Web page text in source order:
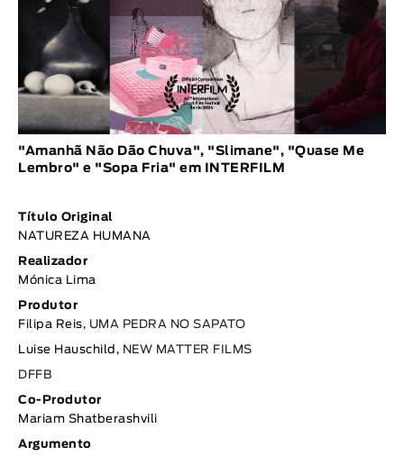
"Amanhã Não Dão Chuva", "Slimane", "Quase Me
Lembro" e "Sopa Fria" em INTERFILM
Título Original
NATUREZA HUMANA
Realizador
Mónica Lima
Produtor
Filipa Reis, UMA PEDRA NO SAPATO
Luise Hauschild, NEW MATTER FILMS
DFFB
Co-Produtor
Mariam Shatberashvili
Argumento